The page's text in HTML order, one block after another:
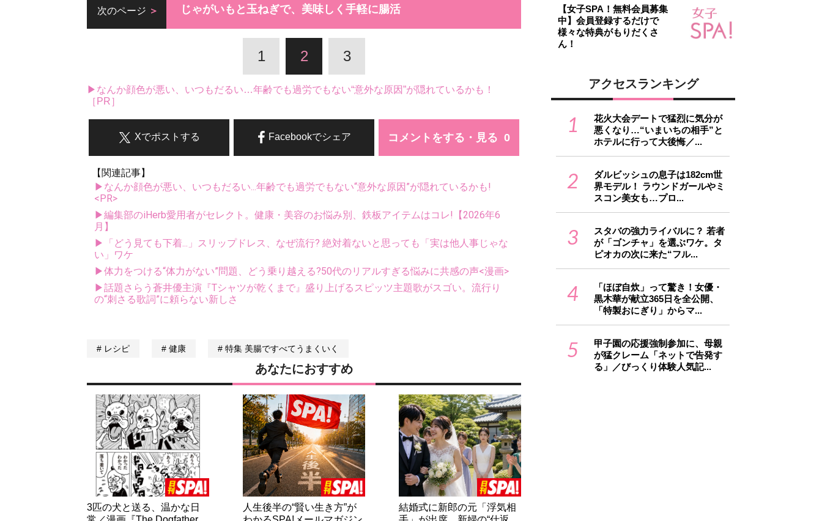
次のページ じゃがいもと玉ねぎで、美味しく手軽に腸活
1 2 3
▶なんか顔色が悪い、いつもだるい…年齢でも過労でもない“意外な原因”が隠れているかも！
［PR］
コメントをする・見る
Facebookでシェア
Xでポストする
【関連記事】
▶なんか顔色が悪い、いつもだるい...年齢でも過労でもない“意外な原因”が隠れているかも!
<PR>
▶編集部のiHerb愛用者がセレクト。健康・美容のお悩み別、鉄板アイテムはコレ!【2026年6
月】
▶「どう見ても下着...」スリップドレス、なぜ流行? 絶対着ないと思っても「実は他人事じゃな
い」ワケ
▶体力をつける“体力がない”問題、どう乗り越える?50代のリアルすぎる悩みに共感の声<漫画>
▶話題さらう蒼井優主演『Tシャツが乾くまで』盛り上げるスピッツ主題歌がスゴい。流行り
の“刺さる歌詞”に頼らない新しさ
レシピ 健康 特集 美腸ですべてうまくいく
あなたにおすすめ
3匹の犬と送る、温かな日
人生後半の“賢い生き方”が
結婚式に新郎の元「浮気相
【女子SPA！無料会員募集
中】会員登録するだけで
様々な特典がもりだくさ
ん！
アクセスランキング
1
花火大会デートで猛烈に気分が
悪くなり…“いまいちの相手”と
ホテルに行って大後悔／...
2
ダルビッシュの息子は182cm世
界モデル！ ラウンドガールやミ
スコン美女も…プロ...
3
スタバの強力ライバルに？ 若者
が「ゴンチャ」を選ぶワケ。タ
ピオカの次に来た“フル...
4
「ほぼ自炊」って驚き！女優・
黒木華が献立365日を全公開、
「特製おにぎり」からマ...
5
甲子園の応援強制参加に、母親
が猛クレーム「ネットで告発す
る」／びっくり体験人気記...